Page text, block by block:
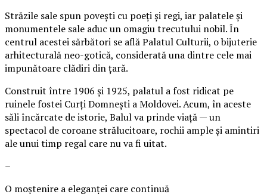
Străzile sale spun povești cu poeți și regi, iar palatele și
monumentele sale aduc un omagiu trecutului nobil. În
centrul acestei sărbători se află Palatul Culturii, o bijuterie
arhitecturală neo-gotică, considerată una dintre cele mai
impunătoare clădiri din țară.
Construit între 1906 și 1925, palatul a fost ridicat pe
ruinele fostei Curți Domnești a Moldovei. Acum, în aceste
săli încărcate de istorie, Balul va prinde viață — un
spectacol de coroane strălucitoare, rochii ample și amintiri
ale unui timp regal care nu va fi uitat.
–
O moștenire a eleganței care continuă